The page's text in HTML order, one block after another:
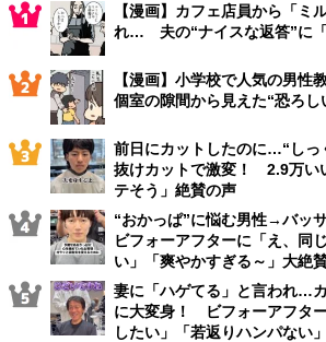
【漫画】カフェ店員から「ミ
れ… 夫の“ナイスな返答”に「
【漫画】小学校で人気の男
個室の隙間から見えた“恐ろし
前日にカットしたのに…“し
抜けカットで激変！ 2.9万い
テそう」絶賛の声
“おかっぱ”に悩む男性→バッ
ビフォーアフターに「え、同
い」「爽やかすぎる～」大絶
妻に「ハゲてる」と言われ…
に大変身！ ビフォーアフタ
したい」「若返りハンパない」